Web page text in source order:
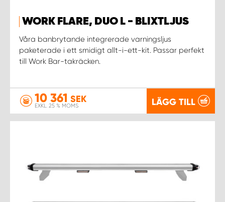
WORK FLARE, DUO L - BLIXTLJUS
Våra banbrytande integrerade varningsljus
paketerade i ett smidigt allt-i-ett-kit. Passar perfekt
till Work Bar-takräcken.
10 361 SEK
EXKL. 25 % MOMS LÄGG TILL